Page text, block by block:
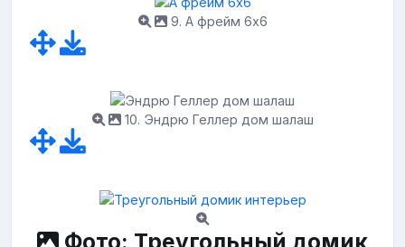
9. А фрейм 6х6
10. Эндрю Геллер дом шалаш
Фото: Треугольный домик